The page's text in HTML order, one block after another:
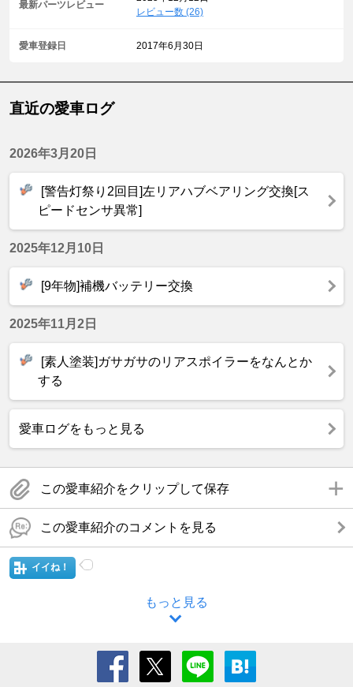
最新パーツレビュー
レビュー数 (26)
愛車登録日 2017年6月30日
直近の愛車ログ
2026年3月20日
[警告灯祭り2回目]左リアハブベアリング交換[ス
ピードセンサ異常]
2025年12月10日
[9年物]補機バッテリー交換
2025年11月2日
[素人塗装]ガサガサのリアスポイラーをなんとか
する
愛車ログをもっと見る
この愛車紹介をクリップして保存
この愛車紹介のコメントを見る
イイね！
もっと見る